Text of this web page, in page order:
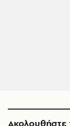
Ακολουθήστε